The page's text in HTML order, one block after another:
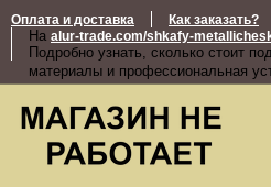
Оплата и доставка Как заказать?
На alur-trade.com/shkafy-
Подробно узнать, сколько стоит
материалы и профессиональная